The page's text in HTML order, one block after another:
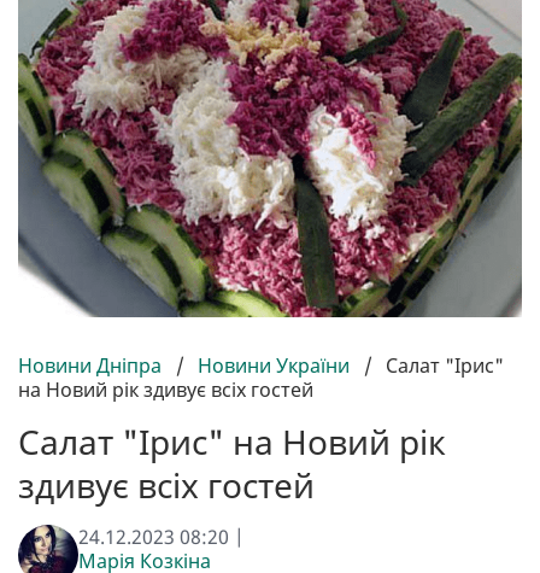
Новини Дніпра / Новини України / Салат "Ірис"
на Новий рік здивує всіх гостей
Салат "Ірис" на Новий рік
здивує всіх гостей
24.12.2023 08:20 |
Марія Козкіна